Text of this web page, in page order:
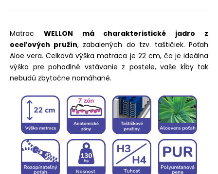
cena:
Matrac WELLON má charakteristické jadro z
oceľových pružín, zabalených do tzv. taštičiek. Poťah
Aloe vera. Celková výška matraca je 22 cm, čo je ideálna
výška pre pohodlné vstávanie z postele, vaše kĺby tak
nebudú zbytočne namáhané.